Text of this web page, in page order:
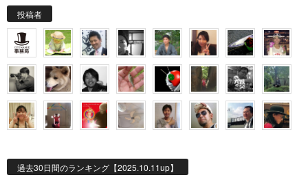
投稿者
過去30日間のランキング【2025.10.11up】